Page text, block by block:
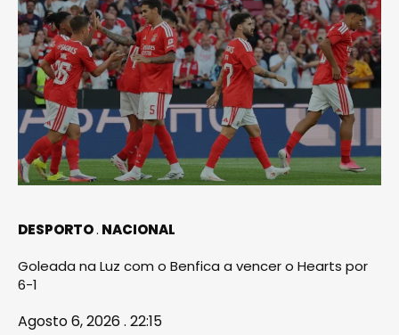
DESPORTO NACIONAL
Goleada na Luz com o Benfica a vencer o Hearts por
6-1
Agosto 6, 2026 . 22:15